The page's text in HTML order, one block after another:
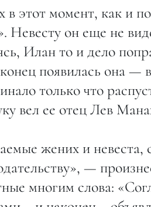
этот момент, как и
Невесту он еще не
Илан то и дело
появилась она —
только что
вел ее отец Лев
жених и невеста,
—
многим слова: